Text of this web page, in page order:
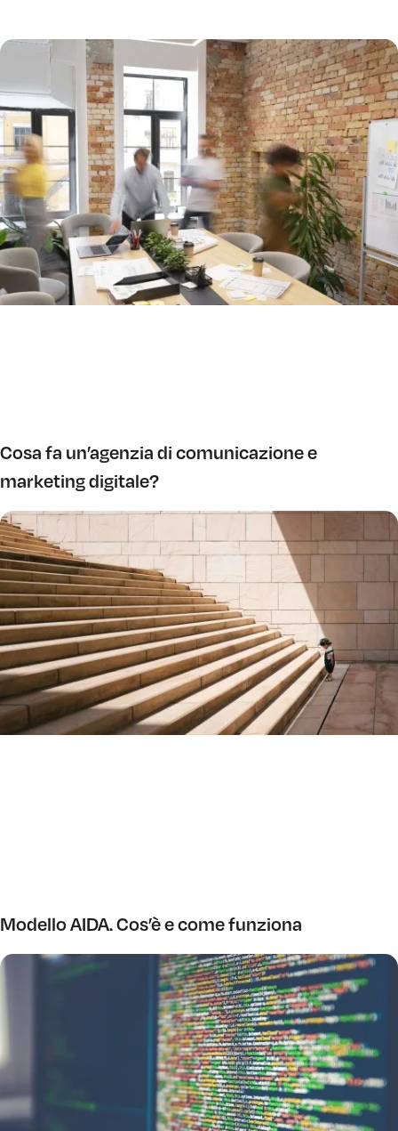
Cosa fa un’agenzia di comunicazione e
marketing digitale?
Modello AIDA. Cos’è e come funziona